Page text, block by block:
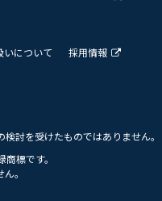
いについて 採用情報
討を受けたものではありません。
標です。
。